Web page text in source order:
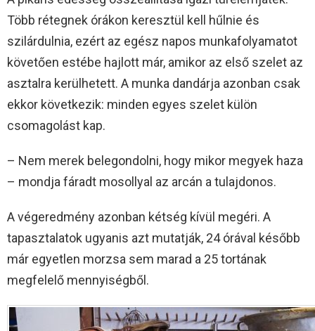
Több rétegnek órákon keresztül kell hűlnie és
szilárdulnia, ezért az egész napos munkafolyamatot
követően estébe hajlott már, amikor az első szelet az
asztalra kerülhetett. A munka dandárja azonban csak
ekkor következik: minden egyes szelet külön
csomagolást kap.
– Nem merek belegondolni, hogy mikor megyek haza
– mondja fáradt mosollyal az arcán a tulajdonos.
A végeredmény azonban kétség kívül megéri. A
tapasztalatok ugyanis azt mutatják, 24 órával később
már egyetlen morzsa sem marad a 25 tortának
megfelelő mennyiségből.